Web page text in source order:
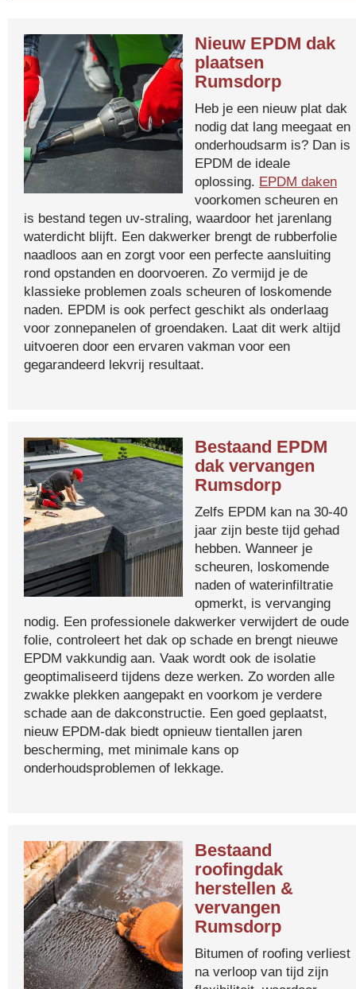
Nieuw EPDM dak
plaatsen
Rumsdorp
Heb je een nieuw plat dak
nodig dat lang meegaat en
onderhoudsarm is? Dan is
EPDM de ideale
oplossing. EPDM daken
voorkomen scheuren en
is bestand tegen uv-straling, waardoor het jarenlang
waterdicht blijft. Een dakwerker brengt de rubberfolie
naadloos aan en zorgt voor een perfecte aansluiting
rond opstanden en doorvoeren. Zo vermijd je de
klassieke problemen zoals scheuren of loskomende
naden. EPDM is ook perfect geschikt als onderlaag
voor zonnepanelen of groendaken. Laat dit werk altijd
uitvoeren door een ervaren vakman voor een
gegarandeerd lekvrij resultaat.
Bestaand EPDM
dak vervangen
Rumsdorp
Zelfs EPDM kan na 30-40
jaar zijn beste tijd gehad
hebben. Wanneer je
scheuren, loskomende
naden of waterinfiltratie
opmerkt, is vervanging
nodig. Een professionele dakwerker verwijdert de oude
folie, controleert het dak op schade en brengt nieuwe
EPDM vakkundig aan. Vaak wordt ook de isolatie
geoptimaliseerd tijdens deze werken. Zo worden alle
zwakke plekken aangepakt en voorkom je verdere
schade aan de dakconstructie. Een goed geplaatst,
nieuw EPDM-dak biedt opnieuw tientallen jaren
bescherming, met minimale kans op
onderhoudsproblemen of lekkage.
Bestaand
roofingdak
herstellen &
vervangen
Rumsdorp
Bitumen of roofing verliest
na verloop van tijd zijn